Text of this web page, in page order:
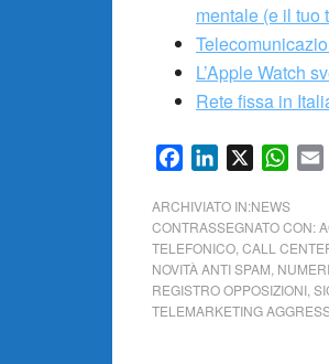
mentale (e il tuo
L’Apple Watch
Rete fissa in
FacebookLinkedIn
ARCHIVIATO IN:NEWS
CONTRASSEGNATO CON:
TELEFONICO CALL
NOVITÀ ANTI SPAM
REGISTRO OPPOSIZIONI
TELEMARKETING